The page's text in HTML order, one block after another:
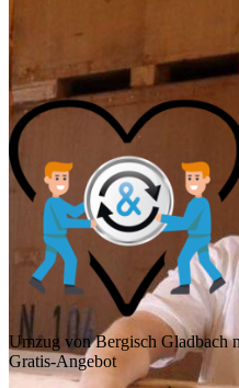
Umzug von Bergisch Gladbach
Gratis-Angebot